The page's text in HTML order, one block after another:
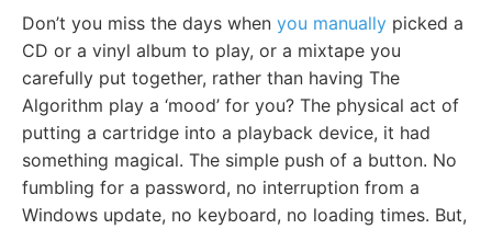
Don’t you miss the days when you manually picked a
CD or a vinyl album to play, or a mixtape you
carefully put together, rather than having The
Algorithm play a ‘mood’ for you? The physical act of
putting a cartridge into a playback device, it had
something magical. The simple push of a button. No
fumbling for a password, no interruption from a
Windows update, no keyboard, no loading times. But,